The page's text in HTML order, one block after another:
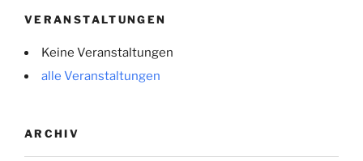
VERANSTALTUNGEN
Keine Veranstaltungen
alle Veranstaltungen
ARCHIV